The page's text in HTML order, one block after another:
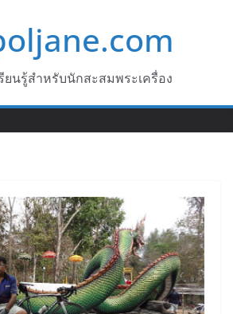
ยนรู้สำหรับนักสะสมพระเครื่อง